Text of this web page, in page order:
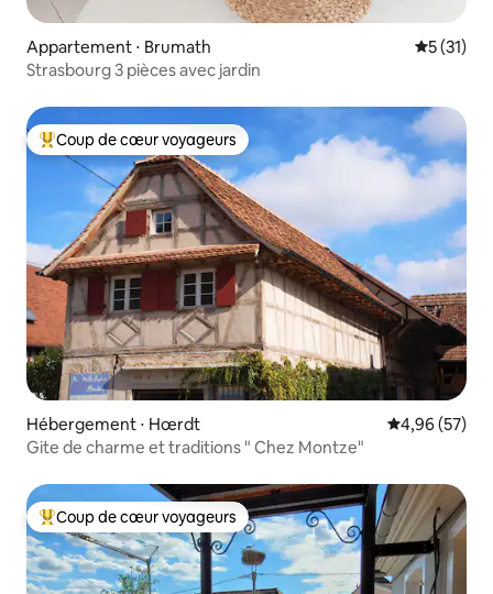
Appartement ⋅ Brumath
5 (31)
Strasbourg 3 pièces avec jardin
Coups de cœur voyageurs les plus appréciés
Coup de cœur voyageurs
Hébergement ⋅ Hœrdt Évaluation
4,96 (57)
Gite de charme et traditions " Chez Montze"
Coups de cœur voyageurs les plus appréciés
Coup de cœur voyageurs